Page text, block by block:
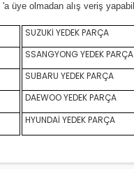
'a üye olmadan alış veriş
SUZUKİ YEDEK PARÇA
SSANGYONG YEDEK PARÇA
SUBARU YEDEK PARÇA
DAEWOO YEDEK PARÇA
HYUNDAİ YEDEK PARÇA